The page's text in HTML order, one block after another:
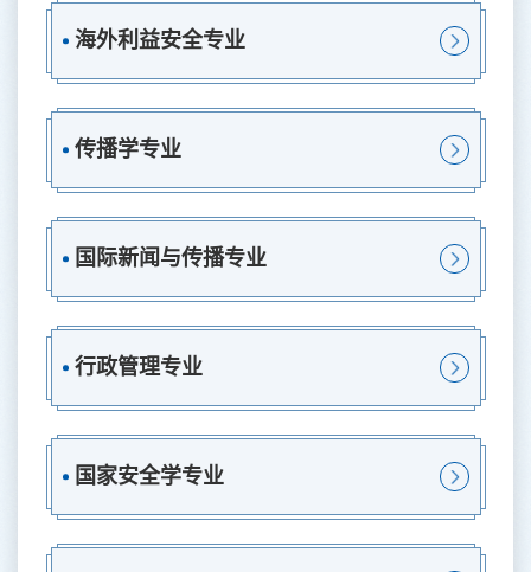
海外利益安全专业
传播学专业
国际新闻与传播专业
行政管理专业
国家安全学专业